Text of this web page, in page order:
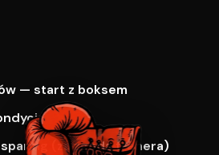
— start z boksem
(za zgodą trenera)